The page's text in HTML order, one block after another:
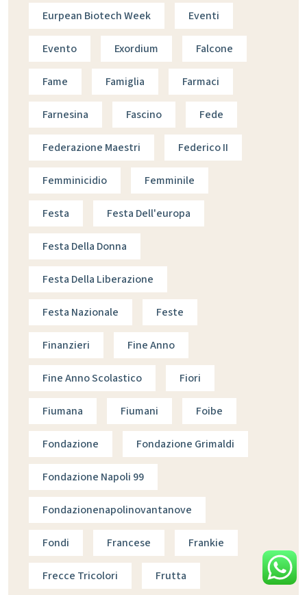
Eurpean Biotech Week Eventi
Evento Exordium Falcone
Fame Famiglia Farmaci
Farnesina Fascino Fede
Federazione Maestri Federico II
Femminicidio Femminile
Festa Festa Dell'europa
Festa Della Donna
Festa Della Liberazione
Festa Nazionale Feste
Finanzieri Fine Anno
Fine Anno Scolastico Fiori
Fiumana Fiumani Foibe
Fondazione Fondazione Grimaldi
Fondazione Napoli 99
Fondazionenapolinovantanove
Fondi Francese Frankie
Frecce Tricolori Frutta